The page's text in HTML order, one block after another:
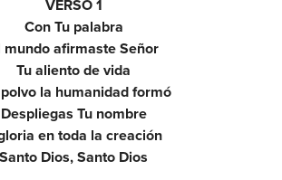
VERSO 1
Con Tu palabra
mundo afirmaste Señor
Tu aliento de vida
la humanidad formó
Despliegas Tu nombre
en toda la creación
Santo Dios, Santo Dios